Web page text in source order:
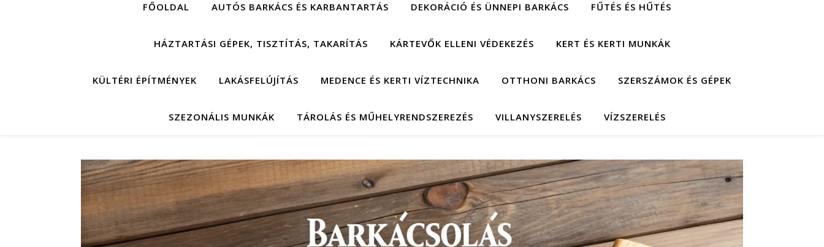
FŐOLDAL AUTÓS BARKÁCS ÉS KARBANTARTÁS DEKORÁCIÓ ÉS ÜNNEPI BARKÁCS FŰTÉS ÉS HŰTÉS
HÁZTARTÁSI GÉPEK, TISZTÍTÁS, TAKARÍTÁS KÁRTEVŐK ELLENI VÉDEKEZÉS KERT ÉS KERTI MUNKÁK
KÜLTÉRI ÉPÍTMÉNYEK LAKÁSFELÚJÍTÁS MEDENCE ÉS KERTI VÍZTECHNIKA OTTHONI BARKÁCS SZERSZÁMOK ÉS GÉPEK
SZEZONÁLIS MUNKÁK TÁROLÁS ÉS MŰHELYRENDSZEREZÉS VILLANYSZERELÉS VÍZSZERELÉS